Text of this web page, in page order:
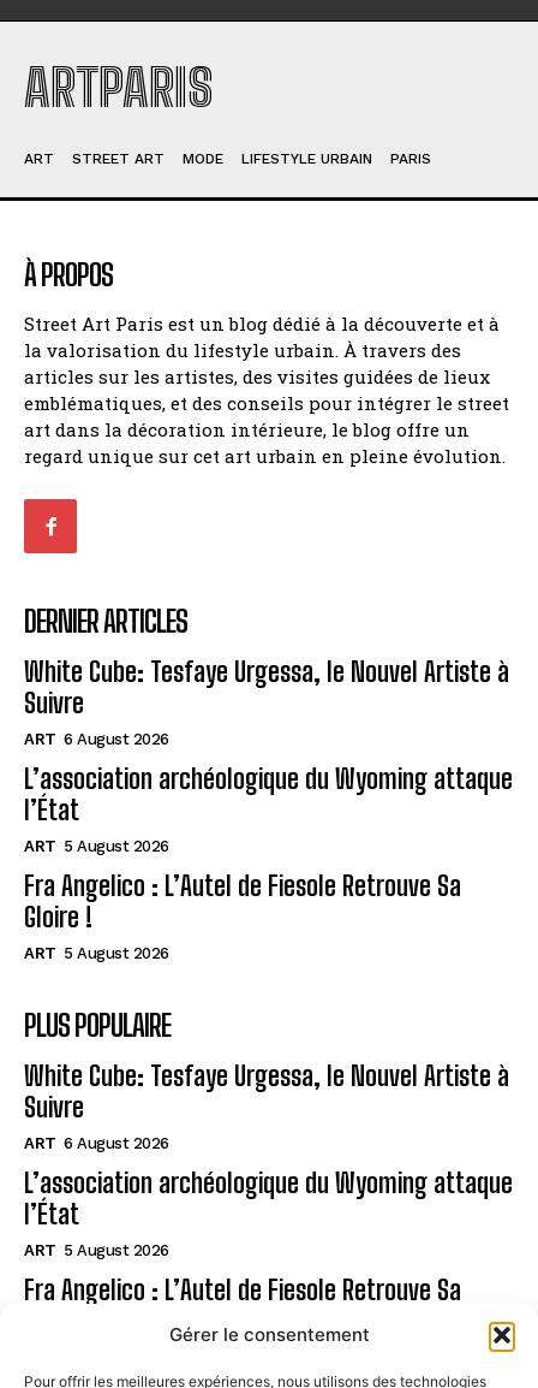
Gérer le consentement
Pour offrir les meilleures expériences, nous utilisons des technologies
ARTPARIS
ART STREET ART MODE LIFESTYLE URBAIN PARIS
À PROPOS
Street Art Paris est un blog dédié à la découverte et à
la valorisation du lifestyle urbain. À travers des
articles sur les artistes, des visites guidées de lieux
emblématiques, et des conseils pour intégrer le street
art dans la décoration intérieure, le blog offre un
regard unique sur cet art urbain en pleine évolution.
DERNIER ARTICLES
White Cube: Tesfaye Urgessa, le Nouvel Artiste à
Suivre
ART 6 August 2026
L’association archéologique du Wyoming attaque
l’État
ART 5 August 2026
Fra Angelico : L’Autel de Fiesole Retrouve Sa
Gloire !
ART 5 August 2026
PLUS POPULAIRE
White Cube: Tesfaye Urgessa, le Nouvel Artiste à
Suivre
ART 6 August 2026
L’association archéologique du Wyoming attaque
l’État
ART 5 August 2026
Fra Angelico : L’Autel de Fiesole Retrouve Sa